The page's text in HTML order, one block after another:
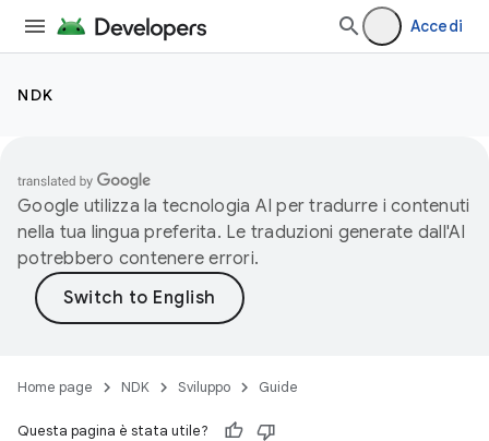
Accedi
NDK
Google utilizza la tecnologia AI per tradurre i contenuti
nella tua lingua preferita. Le traduzioni generate dall'AI
potrebbero contenere errori.
Home page NDK Sviluppo Guide
Questa pagina è stata utile?